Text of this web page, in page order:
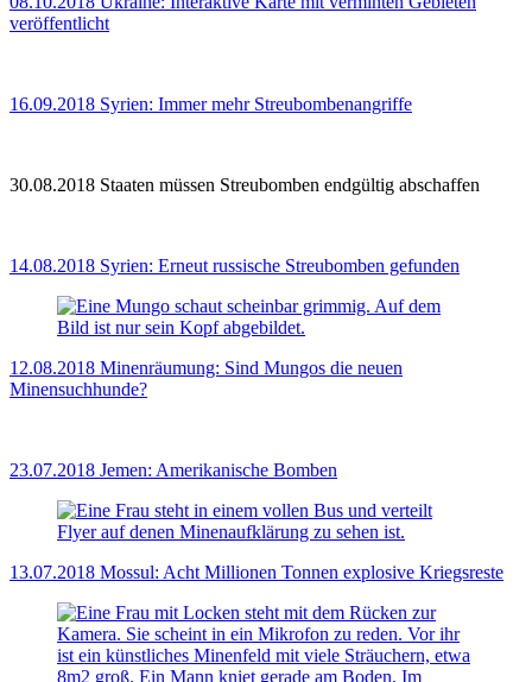
veröffentlicht
16.09.2018 Syrien: Immer mehr Streubombenangriffe
30.08.2018 Staaten müssen Streubomben endgültig abschaffen
14.08.2018 Syrien: Erneut russische Streubomben gefunden
12.08.2018 Minenräumung: Sind Mungos die neuen
Minensuchhunde?
23.07.2018 Jemen: Amerikanische Bomben
13.07.2018 Mossul: Acht Millionen Tonnen explosive Kriegsreste